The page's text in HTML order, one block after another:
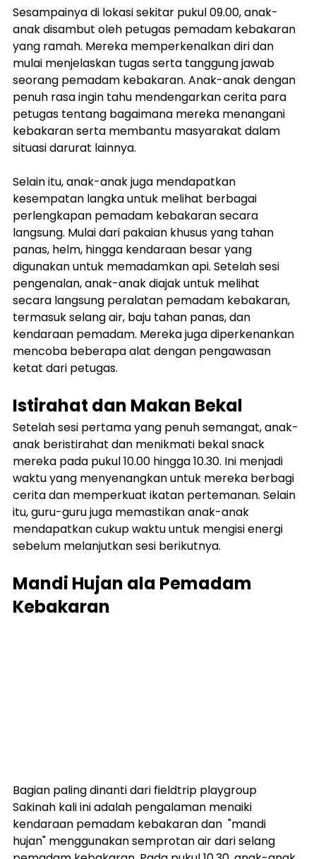
Sesampainya di lokasi sekitar pukul 09.00, anak-
anak disambut oleh petugas pemadam kebakaran
yang ramah. Mereka memperkenalkan diri dan
mulai menjelaskan tugas serta tanggung jawab
seorang pemadam kebakaran. Anak-anak dengan
penuh rasa ingin tahu mendengarkan cerita para
petugas tentang bagaimana mereka menangani
kebakaran serta membantu masyarakat dalam
situasi darurat lainnya.
Selain itu, anak-anak juga mendapatkan
kesempatan langka untuk melihat berbagai
perlengkapan pemadam kebakaran secara
langsung. Mulai dari pakaian khusus yang tahan
panas, helm, hingga kendaraan besar yang
digunakan untuk memadamkan api. Setelah sesi
pengenalan, anak-anak diajak untuk melihat
secara langsung peralatan pemadam kebakaran,
termasuk selang air, baju tahan panas, dan
kendaraan pemadam. Mereka juga diperkenankan
mencoba beberapa alat dengan pengawasan
ketat dari petugas.
Istirahat dan Makan Bekal
Setelah sesi pertama yang penuh semangat, anak-
anak beristirahat dan menikmati bekal snack
mereka pada pukul 10.00 hingga 10.30. Ini menjadi
waktu yang menyenangkan untuk mereka berbagi
cerita dan memperkuat ikatan pertemanan. Selain
itu, guru-guru juga memastikan anak-anak
mendapatkan cukup waktu untuk mengisi energi
sebelum melanjutkan sesi berikutnya.
Mandi Hujan ala Pemadam
Kebakaran
Bagian paling dinanti dari fieldtrip playgroup
Sakinah kali ini adalah pengalaman menaiki
kendaraan pemadam kebakaran dan  "mandi
hujan" menggunakan semprotan air dari selang